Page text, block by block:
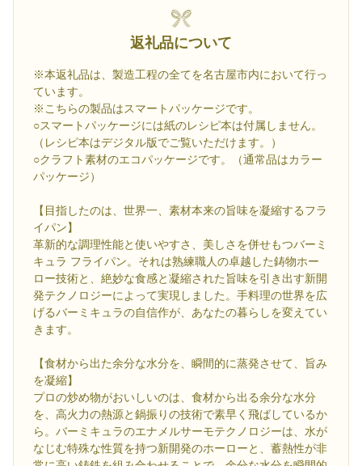
返礼品について
※本返礼品は、製造工程の全てを名古屋市内において行っ
ています。
※こちらの製品はスマートパッケージです。
○スマートパッケージには紙のレシピ本は付属しません。
（レシピ本はデジタル版でご覧いただけます。）
○クラフト素材のエコパッケージです。（通常品はカラー
パッケージ）
【目指したのは、世界一、素材本来の旨味を凝縮するフラ
イパン】
革新的な調理性能と使いやすさ、美しさを併せもつバーミ
キュラ フライパン。それは熟練職人の卓越した鋳物ホー
ロー技術と、絶妙な食感と凝縮された旨味を引き出す新開
発テクノロジーによって実現しました。手料理の世界を広
げるバーミキュラの自信作が、あなたの暮らしを変えてい
きます。
【食材から出た余分な水分を、瞬間的に蒸発させて、旨み
を凝縮】
プロの炒め物がおいしいのは、食材から出る余分な水分
を、高火力の熱源と鍋振りの技術で素早く飛ばしているか
ら。バーミキュラのエナメルサーモテクノロジーは、水が
なじむ特殊な性質を持つ新開発のホーローと、蓄熱性が非